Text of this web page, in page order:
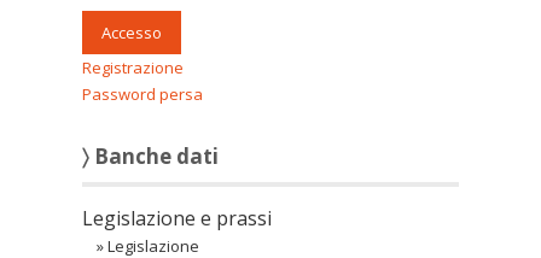
Accesso
Registrazione
Password persa
〉 Banche dati
Legislazione e prassi
»Legislazione